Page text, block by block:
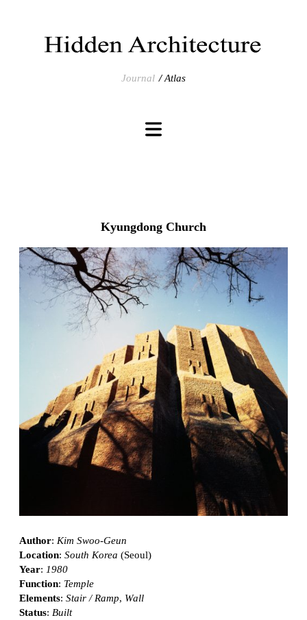
Journal Atlas
Kyungdong Church
Author: Kim Swoo-Geun
Location: South Korea (Seoul)
Year: 1980
Function: Temple
Elements: Stair / Ramp, Wall
Status: Built